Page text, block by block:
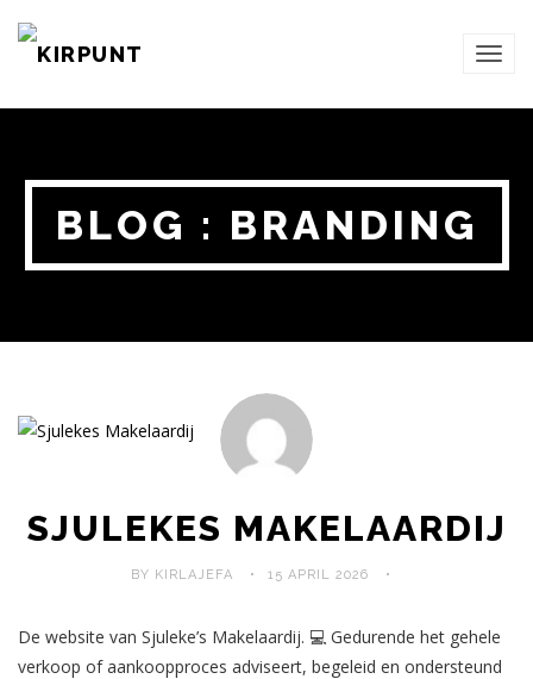
BLOG : BRANDING
SJULEKES MAKELAARDIJ
BY KIRLAJEFA 15 APRIL 2026
De website van Sjuleke’s Makelaardij. 💻 Gedurende het gehele
verkoop of aankoopproces adviseert, begeleid en ondersteund